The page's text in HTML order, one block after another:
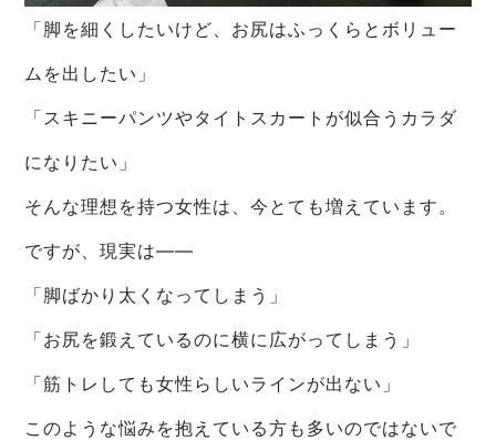
「脚を細くしたいけど、お尻はふっくらとボリュー
ムを出したい」
「スキニーパンツやタイトスカートが似合うカラダ
になりたい」
そんな理想を持つ女性は、今とても増えています。
ですが、現実は――
「脚ばかり太くなってしまう」
「お尻を鍛えているのに横に広がってしまう」
「筋トレしても女性らしいラインが出ない」
このような悩みを抱えている方も多いのではないで